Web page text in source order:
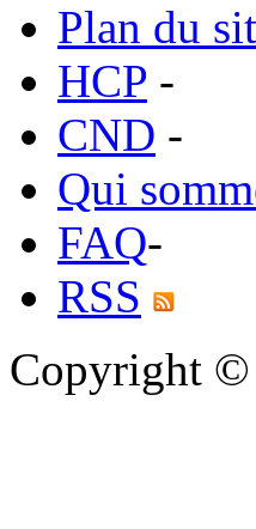
Plan du
HCP -
CND -
Qui
FAQ-
RSS
Copyright